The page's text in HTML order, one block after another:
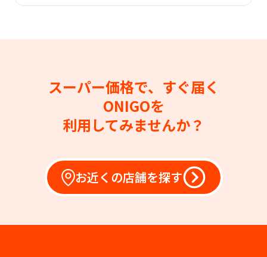
スーパー価格で、すぐ届く
ONIGOを
利用してみませんか？
お近くの店舗を探す